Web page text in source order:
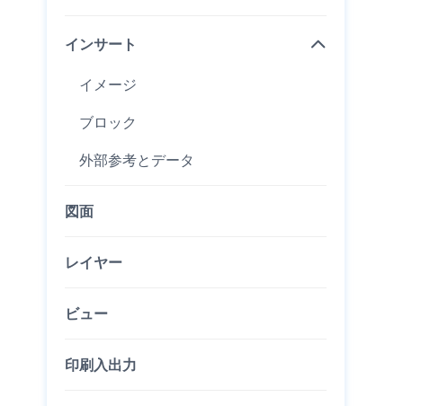
インサート
イメージ
ブロック
外部参考とデータ
図面
レイヤー
ビュー
印刷入出力